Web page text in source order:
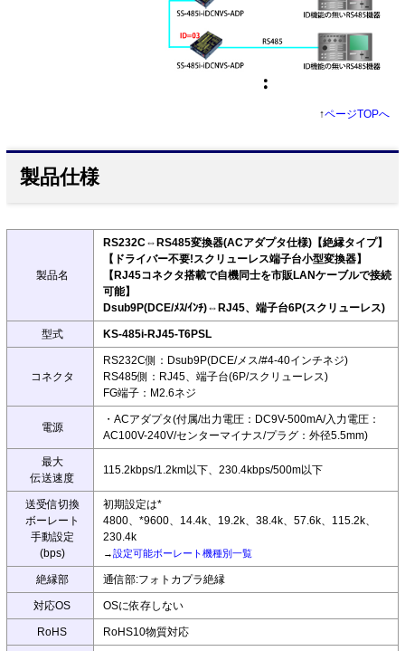
↑ページTOPへ
製品仕様
製品名
RS232C⇔RS485変換器(ACアダプタ仕様)【絶縁タイプ】
【ドライバー不要!スクリューレス端子台小型変換器】
【RJ45コネクタ搭載で自機同士を市販LANケーブルで接続
可能】
Dsub9P(DCE/ﾒｽ/ｲﾝﾁ)⇔RJ45、端子台6P(スクリューレス)
型式 KS-485i-RJ45-T6PSL
コネクタ
RS232C側：Dsub9P(DCE/メス/#4-40インチネジ)
RS485側：RJ45、端子台(6P/スクリューレス)
FG端子：M2.6ネジ
電源
・ACアダプタ(付属/出力電圧：DC9V-500mA/入力電圧：
AC100V-240V/センターマイナス/プラグ：外径5.5mm)
最大
伝送速度
115.2kbps/1.2km以下、230.4kbps/500m以下
送受信切換
ボーレート
手動設定
(bps)
初期設定は*
4800、*9600、14.4k、19.2k、38.4k、57.6k、115.2k、
230.4k
→設定可能ボーレート機種別一覧
絶縁部 通信部:フォトカプラ絶縁
対応OS OSに依存しない
RoHS RoHS10物質対応